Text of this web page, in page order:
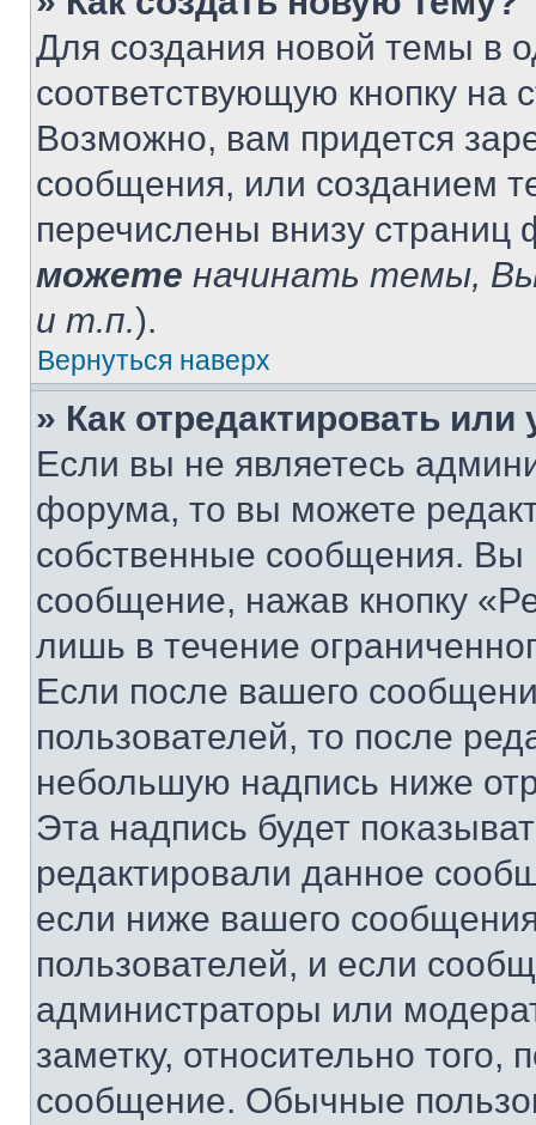
Для создания новой темы в
соответствующую кнопку
Возможно, вам придется
сообщения, или созданием
перечислены внизу
можете начинать темы,
и т.п.).
Вернуться наверх
» Как отредактировать
Если вы не являетесь
форума, то вы можете
собственные сообщения. Вы
сообщение, нажав кнопку
лишь в течение
Если после вашего
пользователей, то после
небольшую надпись ниже
Эта надпись будет
редактировали данное
если ниже вашего
пользователей, и если
администраторы или
заметку, относительно
сообщение. Обычные